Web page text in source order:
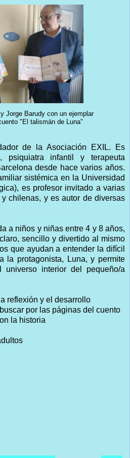
Jorge Barudy con un ejemplar
"El talismán de Luna"
de la Asociación EXIL. Es
psiquiatra infantil y terapeuta
desde hace varios años.
sistémica en la Universidad
es profesor invitado a varias
chilenas, y es autor de diversas
a niños y niñas entre 4 y 8 años,
sencillo y divertido al mismo
que ayudan a entender la difícil
la protagonista, Luna, y permite
interior del pequeño/a
reflexión y el desarrollo
por las páginas del cuento
la historia